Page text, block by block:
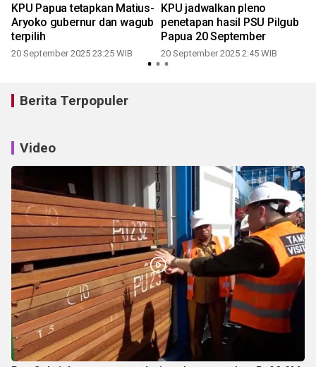
KPU Papua tetapkan Matius-
Aryoko gubernur dan wagub
terpilih
20 September 2025 23:25 WIB
KPU jadwalkan pleno
penetapan hasil PSU Pilgub
Papua 20 September
20 September 2025 2:45 WIB
Berita Terpopuler
Video